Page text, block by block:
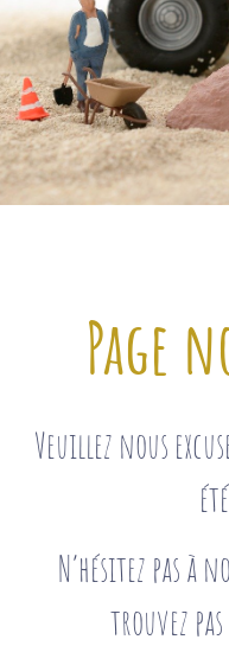
Page
Veuillez nous
N’hésitez pas à
trouvez